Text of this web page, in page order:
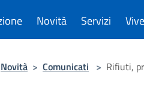
Novità Servizi
Novità > Comunicati > Rifiuti,